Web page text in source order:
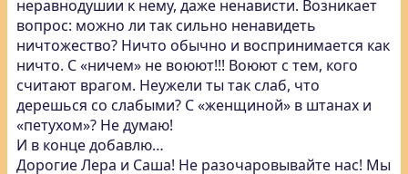
неравнодушии к нему, даже ненависти. Возникает
вопрос: можно ли так сильно ненавидеть
ничтожество? Ничто обычно и воспринимается как
ничто. С «ничем» не воюют!!! Воюют с тем, кого
считают врагом. Неужели ты так слаб, что
дерешься со слабыми? С «женщиной» в штанах и
«петухом»? Не думаю!
И в конце добавлю…
Дорогие Лера и Саша! Не разочаровывайте нас! Мы